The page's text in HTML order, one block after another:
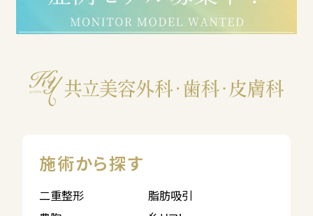
施術から探す
二重整形
脂肪吸引